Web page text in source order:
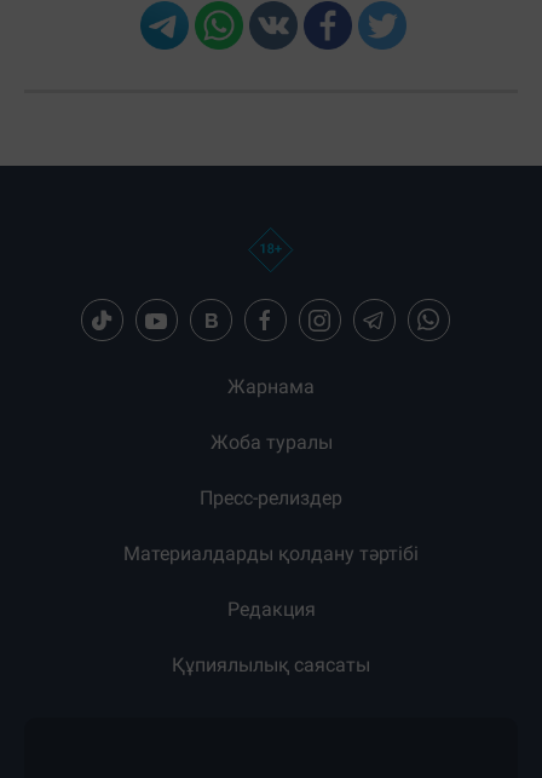
Жарнама
Жоба туралы
Пресс-релиздер
Материалдарды қолдану тәртібі
Редакция
Құпиялылық саясаты